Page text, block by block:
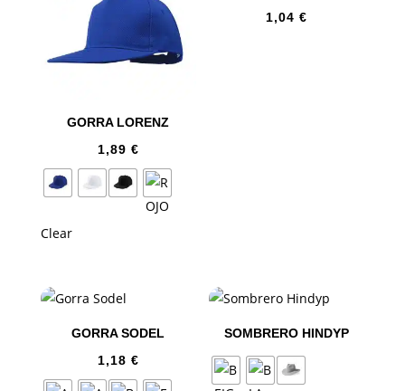
GORRA LORENZ
1,89 €
Clear
1,04€
GORRA SODEL
1,18 €
SOMBRERO HINDYP